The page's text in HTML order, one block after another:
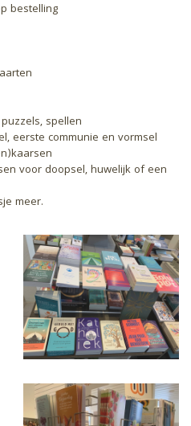
bestelling
spellen
eerste communie en vormsel
voor doopsel, huwelijk of een
meer.